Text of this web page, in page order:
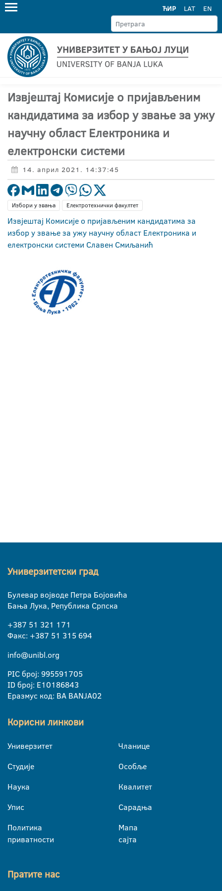
ЋИР LAT EN
Извјештај Комисије о пријављеним
кандидатима за избор у звање за ужу
научну област Електроника и
електронски системи
14. април 2021. 14:37:45
Избори у звања Електротехнички факултет
Извјештај Комисије о пријављеним кандидатима за
избор у звање за ужу научну област Електроника и
електронски системи Славен Смиљанић
Универзитетски град
Булевар војводе Петра Бојовића
Бања Лука, Република Српска
+387 51 321 171
Факс: +387 51 315 694
info@unibl.org
PIC број: 995591705
ID број: E10186843
Еразмус код: BA BANJA02
Корисни линкови
Универзитет
Студије
Наука
Упис
Политика
приватности
Чланице
Особље
Квалитет
Сарадња
Мапа
сајта
Пратите нас